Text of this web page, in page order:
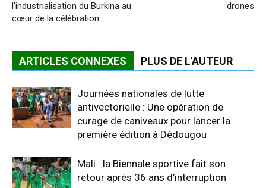
l’industrialisation du Burkina au
cœur de la célébration
drones
ARTICLES CONNEXES PLUS DE L'AUTEUR
Journées nationales de lutte
antivectorielle : Une opération de
curage de caniveaux pour lancer la
première édition à Dédougou
Mali : la Biennale sportive fait son
retour après 36 ans d’interruption